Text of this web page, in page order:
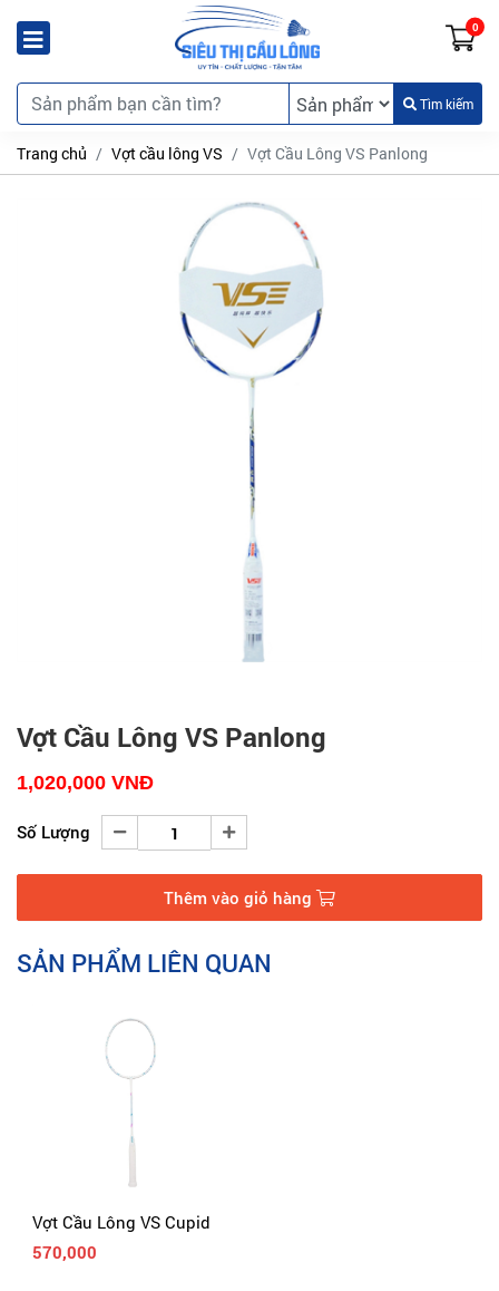
0
Tìm kiếm
Trang chủ Vợt cầu lông VS Vợt Cầu Lông VS Panlong
Vợt Cầu Lông VS Panlong
1,020,000 VNĐ
Số Lượng
Thêm vào giỏ hàng
SẢN PHẨM LIÊN QUAN
Vợt Cầu Lông VS Cupid
570,000